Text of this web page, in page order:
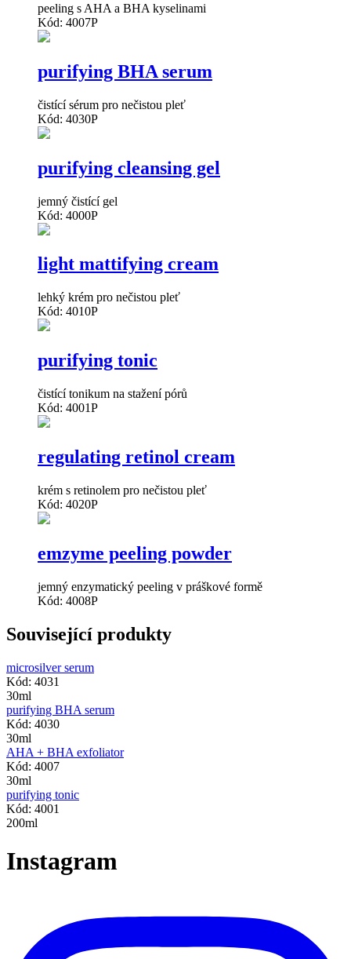
peeling s AHA a BHA kyselinami
Kód: 4007P
purifying BHA serum
čistící sérum pro nečistou pleť
Kód: 4030P
purifying cleansing gel
jemný čistící gel
Kód: 4000P
light mattifying cream
lehký krém pro nečistou pleť
Kód: 4010P
purifying tonic
čistící tonikum na stažení pórů
Kód: 4001P
regulating retinol cream
krém s retinolem pro nečistou pleť
Kód: 4020P
emzyme peeling powder
jemný enzymatický peeling v práškové formě
Kód: 4008P
Související produkty
microsilver serum
Kód: 4031
30ml
purifying BHA serum
Kód: 4030
30ml
AHA + BHA exfoliator
Kód: 4007
30ml
purifying tonic
Kód: 4001
200ml
Instagram